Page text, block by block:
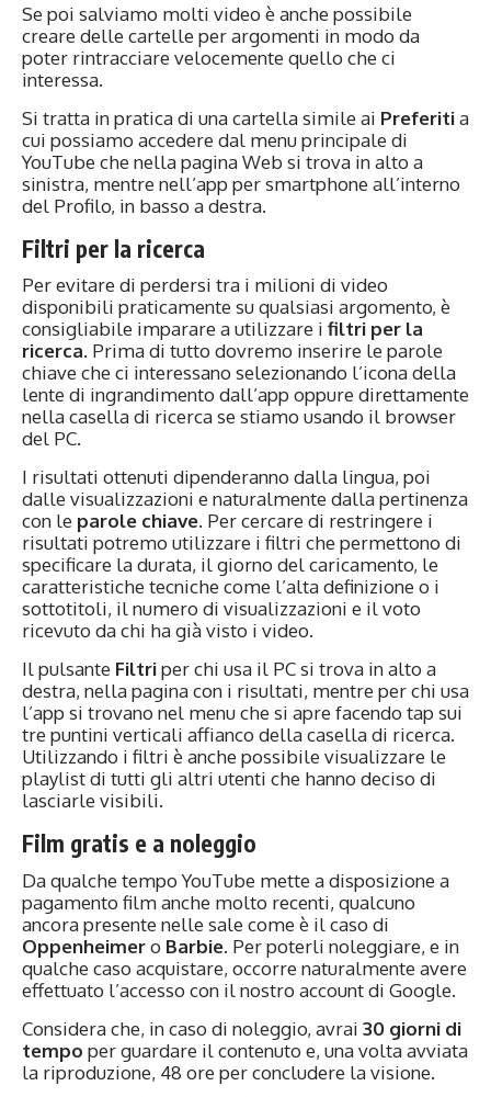
Se poi salviamo molti video è anche possibile
creare delle cartelle per argomenti in modo da
poter rintracciare velocemente quello che ci
interessa.
Si tratta in pratica di una cartella simile ai Preferitia
cui possiamo accedere dal menu principale di
YouTube che nella pagina Web si trova in alto a
sinistra, mentre nell’app per smartphone all’interno
del Profilo, in basso a destra.
Filtri per la ricerca
Per evitare di perdersi tra i milioni di video
disponibili praticamente su qualsiasi argomento, è
consigliabile imparare a utilizzare i filtri per la
ricerca. Prima di tutto dovremo inserire le parole
chiave che ci interessano selezionando l’icona della
lente di ingrandimento dall’app oppure direttamente
nella casella di ricerca se stiamo usando il browser
del PC.
I risultati ottenuti dipenderanno dalla lingua, poi
dalle visualizzazioni e naturalmente dalla pertinenza
con le parole chiave. Per cercare di restringere i
risultati potremo utilizzare i filtri che permettono di
specificare la durata, il giorno del caricamento, le
caratteristiche tecniche come l’alta definizione o i
sottotitoli, il numero di visualizzazioni e il voto
ricevuto da chi ha già visto i video.
Il pulsante Filtriper chi usa il PC si trova in alto a
destra, nella pagina con i risultati, mentre per chi usa
l’app si trovano nel menu che si apre facendo tap sui
tre puntini verticali affianco della casella di ricerca.
Utilizzando i filtri è anche possibile visualizzare le
playlist di tutti gli altri utenti che hanno deciso di
lasciarle visibili.
Film gratis e a noleggio
Da qualche tempo YouTube mette a disposizione a
pagamento film anche molto recenti, qualcuno
ancora presente nelle sale come è il caso di
Oppenheimero Barbie. Per poterli noleggiare, e in
qualche caso acquistare, occorre naturalmente avere
effettuato l’accesso con il nostro account di Google.
Considera che, in caso di noleggio, avrai 30 giorni di
tempo per guardare il contenuto e, una volta avviata
la riproduzione, 48 ore per concludere la visione.